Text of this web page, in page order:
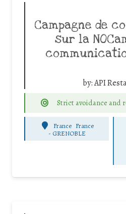
Campagne de
sur la
by:API
Strict avoidance and
France France
- GRENOBLE